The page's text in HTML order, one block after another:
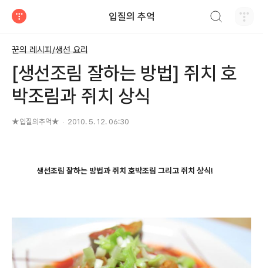
입질의 추억
꾼의 레시피/생선 요리
[생선조림 잘하는 방법] 쥐치 호
박조림과 쥐치 상식
★입질의추억★ 2010. 5. 12. 06:30
생선조림 잘하는 방법과 쥐치 호박조림 그리고 쥐치 상식!